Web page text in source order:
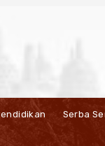
Serba